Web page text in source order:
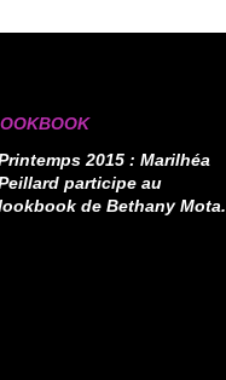
2015 : Marilhéa
participe au
de Bethany Mota.